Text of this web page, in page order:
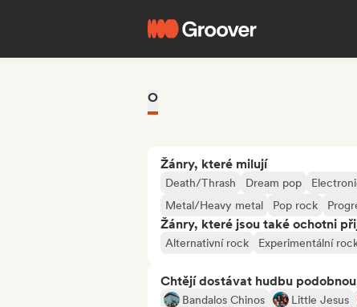
O
Žánry, které milují
Death/Thrash Dream pop
Metal/Heavy metal
Pop rock
Žánry, které jsou také ochotni
Alternativní rock Experimentální
Chtějí dostávat hudbu
Bandalos Chinos Little Jesus